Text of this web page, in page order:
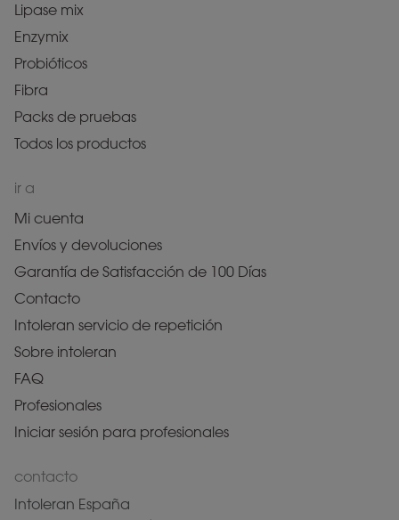
Lipase mix
Enzymix
Probióticos
Fibra
Packs de pruebas
Todos los productos
ir a
Mi cuenta
Envíos y devoluciones
Garantía de Satisfacción de 100 Días
Contacto
Intoleran servicio de repetición
Sobre intoleran
FAQ
Profesionales
Iniciar sesión para profesionales
contacto
Intoleran España